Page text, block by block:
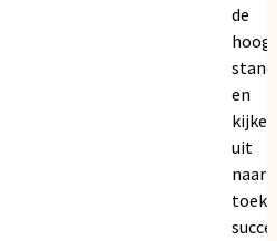
de
en
kijken
uit
naar